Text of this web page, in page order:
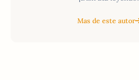
Mas de este autor